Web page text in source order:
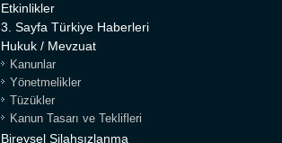
Etkinlikler
3. Sayfa Türkiye Haberleri
Hukuk / Mevzuat
Kanunlar
Yönetmelikler
Tüzükler
Kanun Tasarı ve Teklifleri
Bireysel Silahsızlanma